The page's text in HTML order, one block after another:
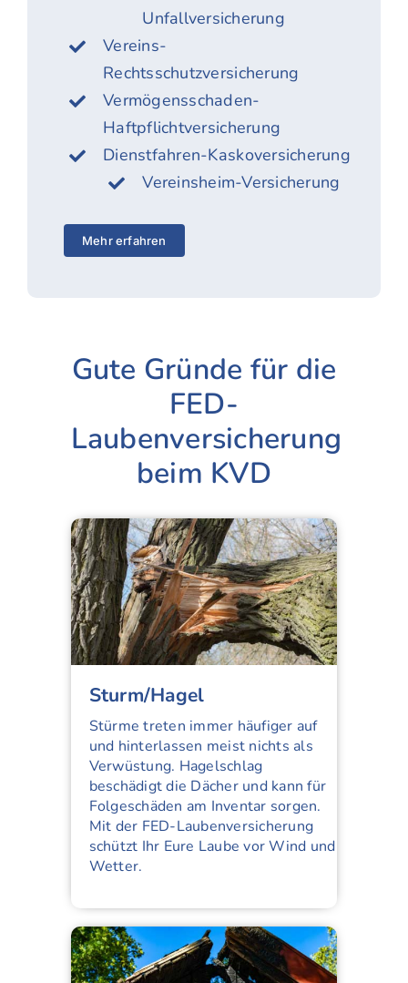
Unfallversicherung
Vereins-
Rechtsschutzversicherung
Vermögensschaden-
Haftpflichtversicherung
Dienstfahren-Kaskoversicherung
Vereinsheim-Versicherung
Mehr erfahren
Gute Gründe für die
FED-
Laubenversicherung
beim KVD
Sturm/Hagel
Stürme treten immer häufiger auf
und hinterlassen meist nichts als
Verwüstung. Hagelschlag
beschädigt die Dächer und kann für
Folgeschäden am Inventar sorgen.
Mit der FED-Laubenversicherung
schützt Ihr Eure Laube vor Wind und
Wetter.